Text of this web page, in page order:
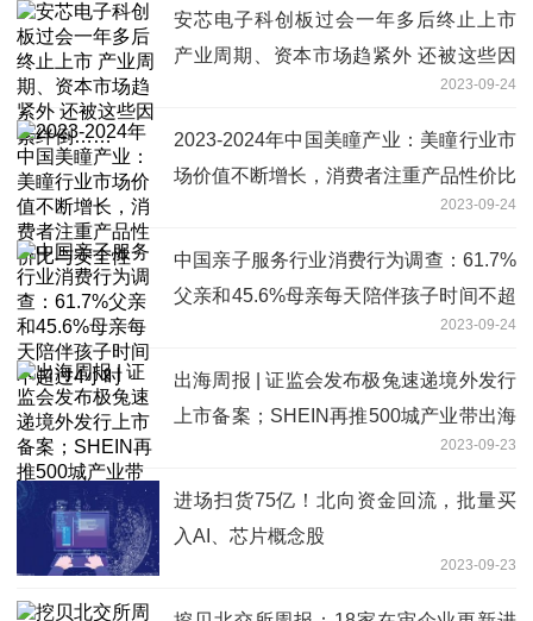
安芯电子科创板过会一年多后终止上市
产业周期、资本市场趋紧外 还被这些因
2023-09-24
2023-2024年中国美瞳产业：美瞳行业市
场价值不断增长，消费者注重产品性价比
2023-09-24
中国亲子服务行业消费行为调查：61.7%
父亲和45.6%母亲每天陪伴孩子时间不超
2023-09-24
出海周报 | 证监会发布极兔速递境外发行
上市备案；SHEIN再推500城产业带出海
2023-09-23
进场扫货75亿！北向资金回流，批量买
入AI、芯片概念股
2023-09-23